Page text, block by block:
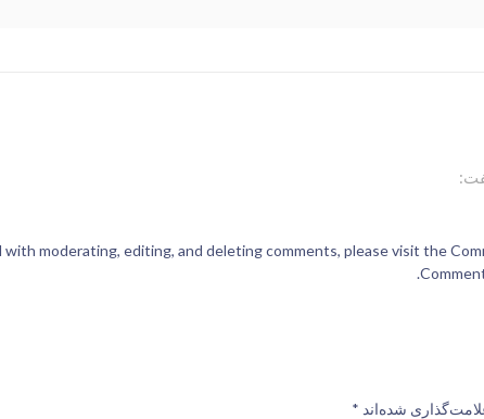
moderating, editing, and deleting comments, please visit the
.
شده‌اند *